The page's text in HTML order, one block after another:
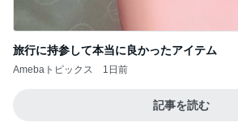
旅行に持参して本当に良かったアイテム
Amebaトピックス 1日前
記事を読む